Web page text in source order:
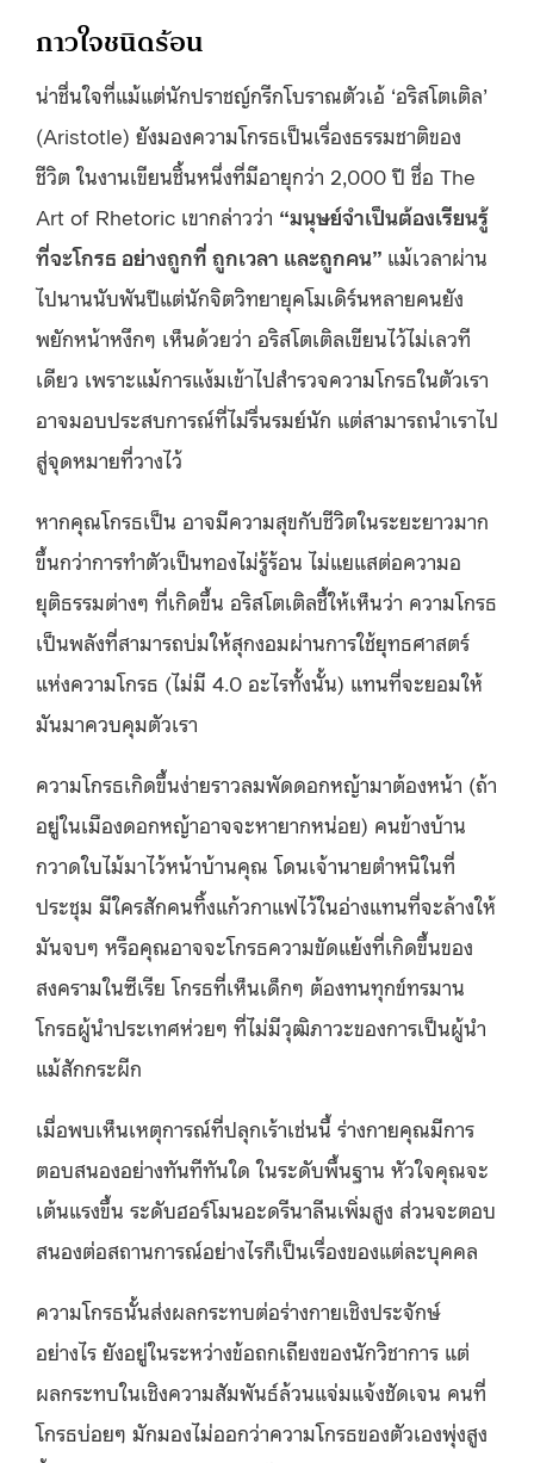
กาวใจชนิดร้อน
น่าชื่นใจที่แม้แต่นักปราชญ์กรีกโบราณตัวเอ้ ‘อริสโตเติล’
(Aristotle) ยังมองความโกรธเป็นเรื่องธรรมชาติของ
ชีวิต ในงานเขียนชิ้นหนึ่งที่มีอายุกว่า 2,000 ปี ชื่อ The
Art of Rhetoric เขากล่าวว่า “มนุษย์จำเป็นต้องเรียนรู้
ที่จะโกรธ อย่างถูกที่ ถูกเวลา และถูกคน” แม้เวลาผ่าน
ไปนานนับพันปีแต่นักจิตวิทยายุคโมเดิร์นหลายคนยัง
พยักหน้าหงึกๆ เห็นด้วยว่า อริสโตเติลเขียนไว้ไม่เลวที
เดียว เพราะแม้การแง้มเข้าไปสำรวจความโกรธในตัวเรา
อาจมอบประสบการณ์ที่ไม่รื่นรมย์นัก แต่สามารถนำเราไป
สู่จุดหมายที่วางไว้
หากคุณโกรธเป็น อาจมีความสุขกับชีวิตในระยะยาวมาก
ขึ้นกว่าการทำตัวเป็นทองไม่รู้ร้อน ไม่แยแสต่อความอ
ยุติธรรมต่างๆ ที่เกิดขึ้น อริสโตเติลชี้ให้เห็นว่า ความโกรธ
เป็นพลังที่สามารถบ่มให้สุกงอมผ่านการใช้ยุทธศาสตร์
แห่งความโกรธ (ไม่มี 4.0 อะไรทั้งนั้น) แทนที่จะยอมให้
มันมาควบคุมตัวเรา
ความโกรธเกิดขึ้นง่ายราวลมพัดดอกหญ้ามาต้องหน้า (ถ้า
อยู่ในเมืองดอกหญ้าอาจจะหายากหน่อย) คนข้างบ้าน
กวาดใบไม้มาไว้หน้าบ้านคุณ โดนเจ้านายตำหนิในที่
ประชุม มีใครสักคนทิ้งแก้วกาแฟไว้ในอ่างแทนที่จะล้างให้
มันจบๆ หรือคุณอาจจะโกรธความขัดแย้งที่เกิดขึ้นของ
สงครามในซีเรีย โกรธที่เห็นเด็กๆ ต้องทนทุกข์ทรมาน
โกรธผู้นำประเทศห่วยๆ ที่ไม่มีวุฒิภาวะของการเป็นผู้นำ
แม้สักกระผีก
เมื่อพบเห็นเหตุการณ์ที่ปลุกเร้าเช่นนี้ ร่างกายคุณมีการ
ตอบสนองอย่างทันทีทันใด ในระดับพื้นฐาน หัวใจคุณจะ
เต้นแรงขึ้น ระดับฮอร์โมนอะดรีนาลีนเพิ่มสูง ส่วนจะตอบ
สนองต่อสถานการณ์อย่างไรก็เป็นเรื่องของแต่ละบุคคล
ความโกรธนั้นส่งผลกระทบต่อร่างกายเชิงประจักษ์
อย่างไร ยังอยู่ในระหว่างข้อถกเถียงของนักวิชาการ แต่
ผลกระทบในเชิงความสัมพันธ์ล้วนแจ่มแจ้งชัดเจน คนที่
โกรธบ่อยๆ มักมองไม่ออกว่าความโกรธของตัวเองพุ่งสูง